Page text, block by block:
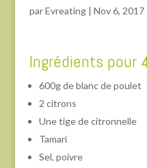
parEvreating| Nov 6, 2017
Ingrédients pour
600g de blanc de poulet
2 citrons
Une tige de citronnelle
Tamari
Sel, poivre